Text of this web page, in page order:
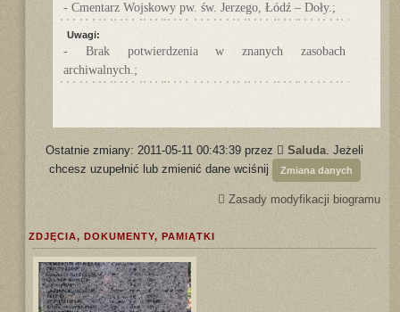
- Cmentarz Wojskowy pw. św. Jerzego, Łódź – Doły.;
Uwagi:
- Brak potwierdzenia w znanych zasobach
archiwalnych.;
Ostatnie zmiany: 2011-05-11 00:43:39 przez Saluda. Jeżeli
chcesz uzupełnić lub zmienić dane wciśnij
Zmiana danych
Zasady modyfikacji biogramu
ZDJĘCIA, DOKUMENTY, PAMIĄTKI